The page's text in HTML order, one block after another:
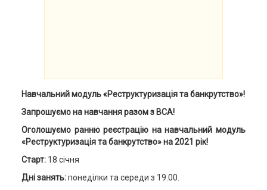
Навчальний модуль «Реструктуризація та банкрутство»!
Запрошуємо на навчання разом з ВСА!
Оголошуємо ранню реєстрацію на навчальний модуль
«Реструктуризація та банкрутство» на 2021 рік!
Старт:18 січня
Дні занять:понеділки та середи з 19.00.